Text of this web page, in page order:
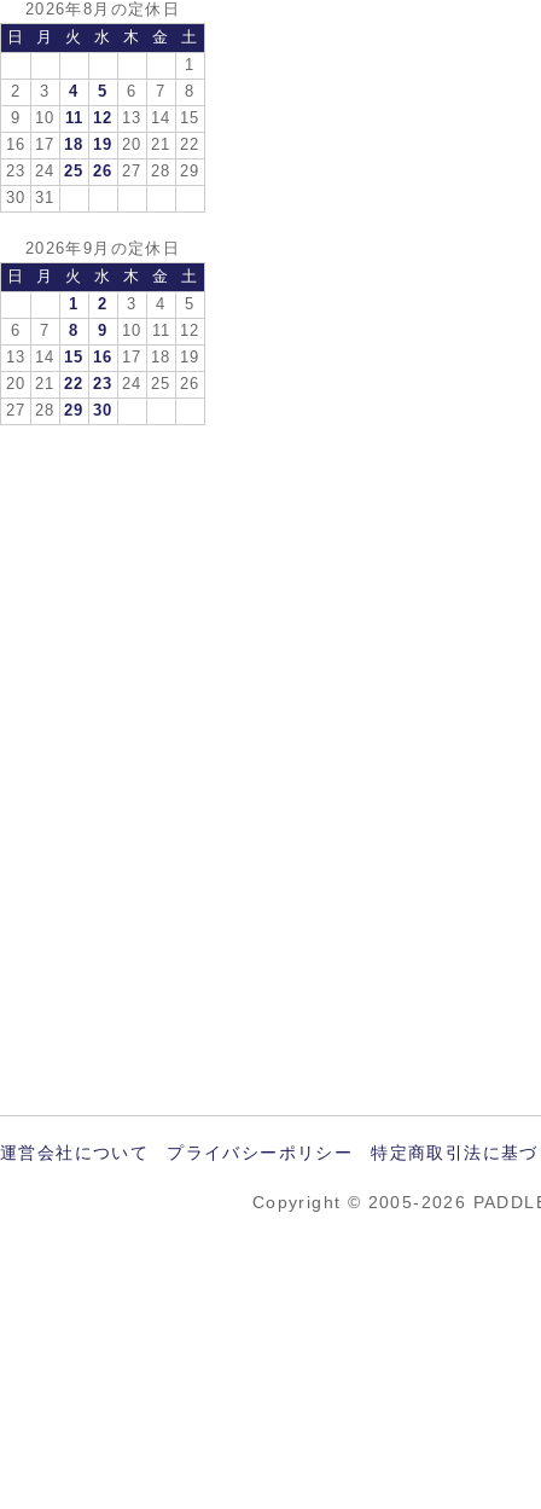
2026年8月の定休日
日
月 火 水 木 金
土
1
2
3 4 5 6 7
8
9
10 11 12 13 14
15
16
17 18 19 20 21
22
23
24 25 26 27 28
29
30
31
2026年9月の定休日
日
月 火 水 木 金
土
1
2 3 4
5
6
7 8 9 10 11
12
13
14 15 16 17 18
19
20
21 22 23 24 25
26
27
28 29 30
運営会社について プライバシーポリシー 特定商取引法に基
Copyright © 2005-2026